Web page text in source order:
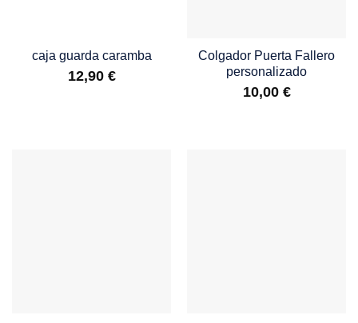
caja guarda caramba
12,90 €
Colgador Puerta Fallero
personalizado
10,00 €